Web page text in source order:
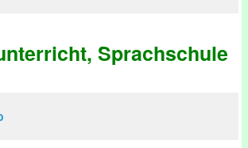
Sprachschule